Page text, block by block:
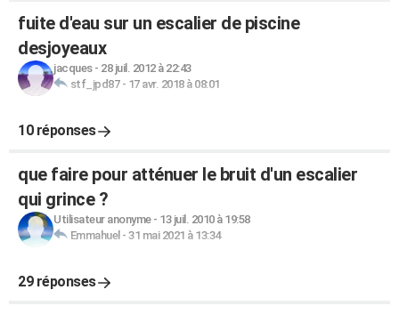
fuite d'eau sur un escalier de piscine
desjoyeaux
jacques- 28 juil. 2012 à 22:43
stf_jpd87- 17 avr. 2018 à 08:01
10 réponses
que faire pour atténuer le bruit d'un escalier
qui grince ?
Utilisateur anonyme- 13 juil. 2010 à 19:58
Emmahuel - 31 mai 2021 à 13:34
29 réponses